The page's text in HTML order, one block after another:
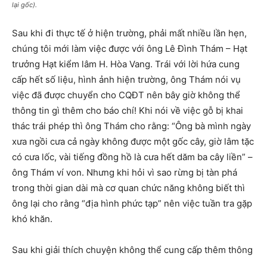
lại gốc).
Sau khi đi thực tế ở hiện trường, phải mất nhiều lần hẹn,
chúng tôi mới làm việc được với ông Lê Đình Thám – Hạt
trưởng Hạt kiểm lâm H. Hòa Vang. Trái với lời hứa cung
cấp hết số liệu, hình ảnh hiện trường, ông Thám nói vụ
việc đã được chuyển cho CQĐT nên bây giờ không thể
thông tin gì thêm cho báo chí! Khi nói về việc gỗ bị khai
thác trái phép thì ông Thám cho rằng: “Ông bà mình ngày
xưa ngồi cưa cả ngày không được một gốc cây, giờ lâm tặc
có cưa lốc, vài tiếng đồng hồ là cưa hết dăm ba cây liền” –
ông Thám ví von. Nhưng khi hỏi vì sao rừng bị tàn phá
trong thời gian dài mà cơ quan chức năng không biết thì
ông lại cho rằng “địa hình phức tạp” nên việc tuần tra gặp
khó khăn.
Sau khi giải thích chuyện không thể cung cấp thêm thông